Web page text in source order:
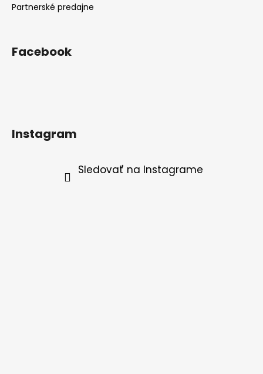
Partnerské predajne
Facebook
Instagram
Sledovať na Instagrame